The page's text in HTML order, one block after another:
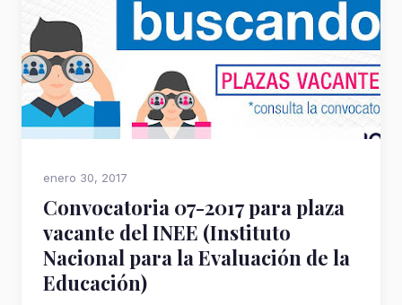
enero 30, 2017
Convocatoria 07-2017 para plaza
vacante del INEE (Instituto
Nacional para la Evaluación de la
Educación)